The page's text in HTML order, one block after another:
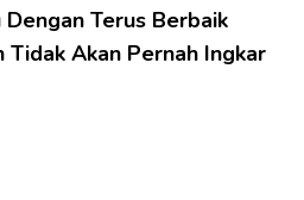
Terus Berbaik
Tidak Akan Pernah Ingkar